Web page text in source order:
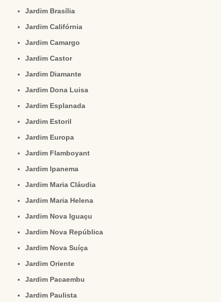
Jardim Brasília
Jardim Califórnia
Jardim Camargo
Jardim Castor
Jardim Diamante
Jardim Dona Luisa
Jardim Esplanada
Jardim Estoril
Jardim Europa
Jardim Flamboyant
Jardim Ipanema
Jardim Maria Cláudia
Jardim Maria Helena
Jardim Nova Iguaçu
Jardim Nova República
Jardim Nova Suíça
Jardim Oriente
Jardim Pacaembu
Jardim Paulista